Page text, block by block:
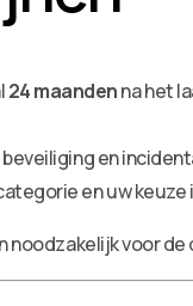
24 maandenna het
beveiliging en
en uw keuze
voor